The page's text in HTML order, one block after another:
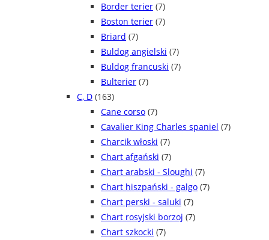
Border terier (7)
Boston terier (7)
Briard (7)
Buldog angielski (7)
Buldog francuski (7)
Bulterier (7)
C, D (163)
Cane corso (7)
Cavalier King Charles spaniel (7)
Charcik włoski (7)
Chart afgański (7)
Chart arabski - Sloughi (7)
Chart hiszpański - galgo (7)
Chart perski - saluki (7)
Chart rosyjski borzoj (7)
Chart szkocki (7)